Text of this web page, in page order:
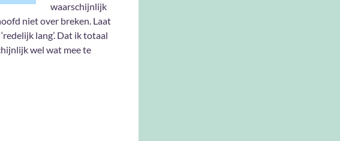
waarschijnlijk
niet over breken. Laat
lang’. Dat ik totaal
wel wat mee te